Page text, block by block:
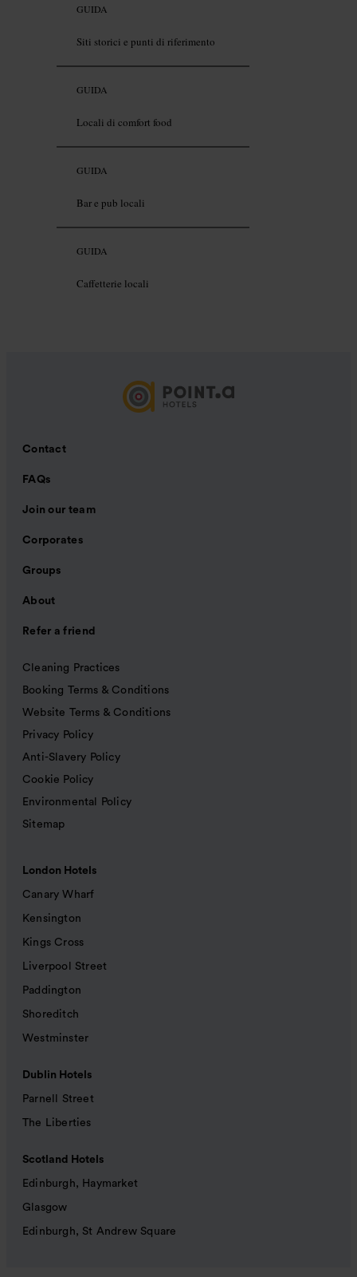
GUIDA
Siti storici e punti di riferimento
GUIDA
Locali di comfort food
GUIDA
Bar e pub locali
GUIDA
Caffetterie locali
Contact
FAQs
Join our team
Corporates
Groups
About
Refer a friend
Cleaning Practices
Booking Terms & Conditions
Website Terms & Conditions
Privacy Policy
Anti-Slavery Policy
Cookie Policy
Environmental Policy
Sitemap
London Hotels
Canary Wharf
Kensington
Kings Cross
Liverpool Street
Paddington
Shoreditch
Westminster
Dublin Hotels
Parnell Street
The Liberties
Scotland Hotels
Edinburgh, Haymarket
Glasgow
Edinburgh, St Andrew Square